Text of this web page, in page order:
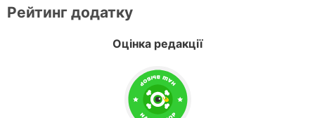
Рейтинг додатку
Оцінка редакції